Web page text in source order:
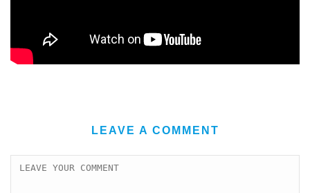
LEAVE A COMMENT